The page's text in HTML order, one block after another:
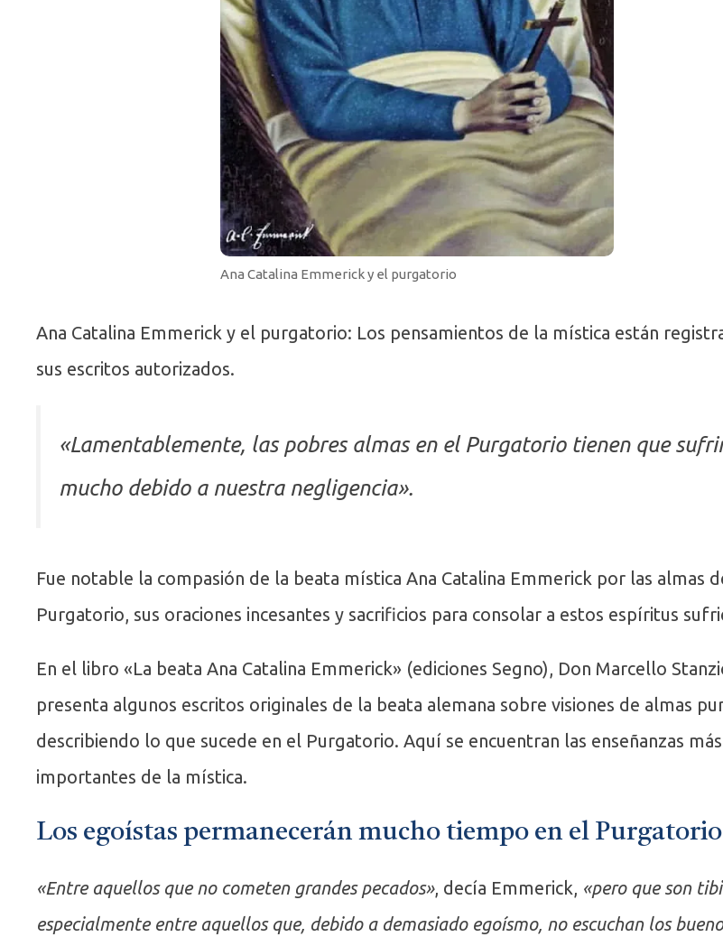
Ana Catalina Emmerick y el purgatorio
Ana Catalina Emmerick y el purgatorio: Los pensamientos de la mística están
sus escritos autorizados.
«Lamentablemente, las pobres almas en el Purgatorio tienen que
mucho debido a nuestra negligencia».
Fue notable la compasión de la beata mística Ana Catalina Emmerick por las almas
Purgatorio, sus oraciones incesantes y sacrificios para consolar a estos espíritus
En el libro «La beata Ana Catalina Emmerick» (ediciones Segno), Don Marcello
presenta algunos escritos originales de la beata alemana sobre visiones de almas
describiendo lo que sucede en el Purgatorio. Aquí se encuentran las enseñanzas más
importantes de la mística.
Los egoístas permanecerán mucho tiempo en el Purgatorio
«Entre aquellos que no cometen grandes pecados», decía Emmerick, «pero que son
especialmente entre aquellos que, debido a demasiado egoísmo, no escuchan los